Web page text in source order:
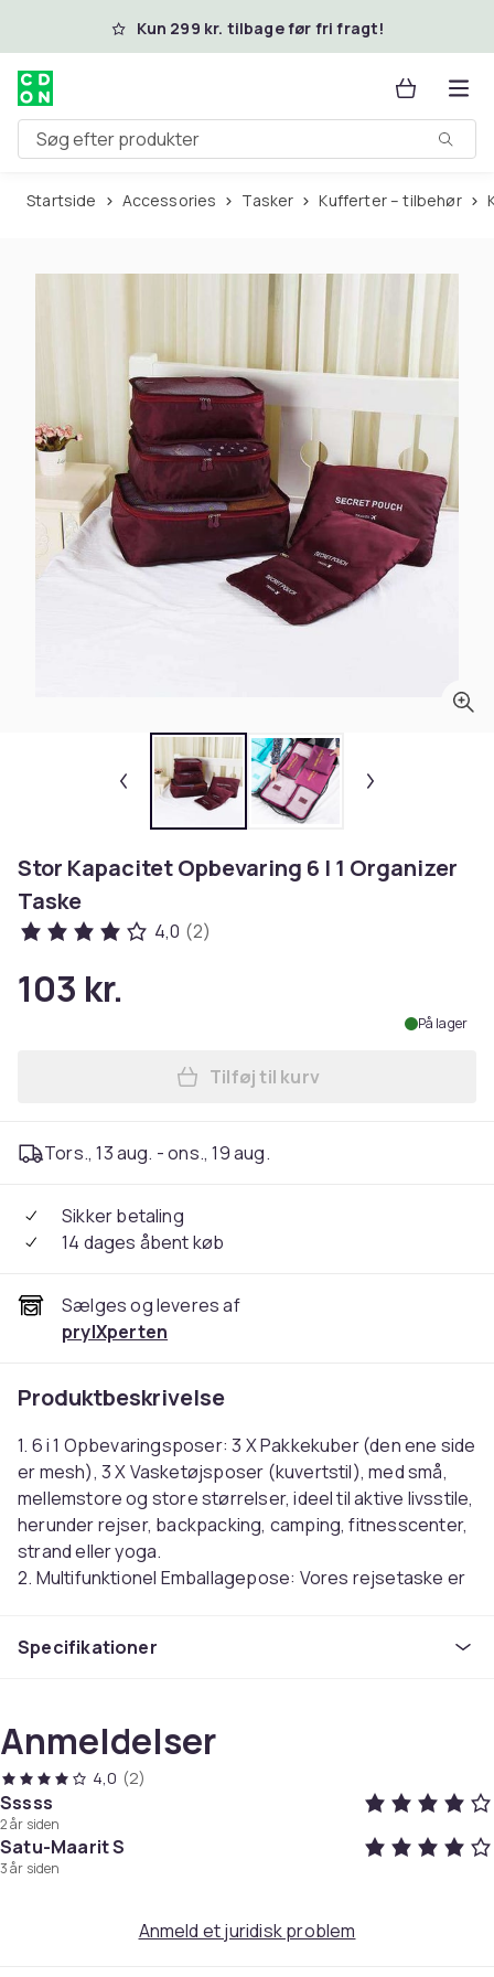
Spring til hovedindhold
Kun 299 kr. tilbage før fri fragt!
Søg efter produkter
Startside Accessories Tasker Kufferter – tilbehør
Stor Kapacitet Opbevaring 6 I 1 Organizer
Taske
4,0 (2)
103 kr.
På lager
Læg Stor Kapacitet
Tilføj til kurv
Tors., 13 aug. - ons., 19 aug.
Sikker betaling
14 dages åbent køb
Sælges og leveres af
prylXperten
Produktbeskrivelse
1. 6 i 1 Opbevaringsposer: 3 X Pakkekuber (den ene side
er mesh), 3 X Vasketøjsposer (kuvertstil), med små,
mellemstore og store størrelser, ideel til aktive livsstile,
herunder rejser, backpacking, camping, fitnesscenter,
strand eller yoga.
2. Multifunktionel Emballagepose: Vores rejsetaske er
kosmetiktaske, penalhus, slikpose, skotaske,
forskellige størrelser: Stor pose til skjorte frakke, Lille
kan også lægge dem efter din vane for hurtigt at finde
dem.
3. Brugervenligt design: Pakkekuberne (den ene side
er mesh) er designet med dobbelte lynlåse, der gør det
design giver bedre synlighed.
Høj kvalitet: vandtæt nylonstof, pas på lynlåsen og
Specifikationer
Anmeldelser
4,0 (2)
Sssss
2 år siden
Satu-Maarit S
3 år siden
Anmeld et juridisk problem